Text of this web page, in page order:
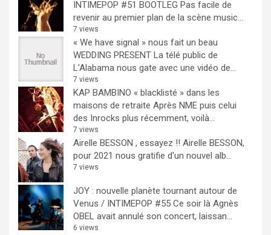
INTIMEPOP #51 BOOTLEG Pas facile de
revenir au premier plan de la scène music...
7 views
« We have signal » nous fait un beau
WEDDING PRESENT La télé public de
L'Alabama nous gate avec une vidéo de...
7 views
KAP BAMBINO « blacklisté » dans les
maisons de retraite Après NME puis celui
des Inrocks plus récemment, voilà...
7 views
Airelle BESSON , essayez !! Airelle BESSON,
pour 2021 nous gratifie d'un nouvel alb...
7 views
JOY : nouvelle planète tournant autour de
Venus / INTIMEPOP #55 Ce soir là Agnès
OBEL avait annulé son concert, laissan...
6 views